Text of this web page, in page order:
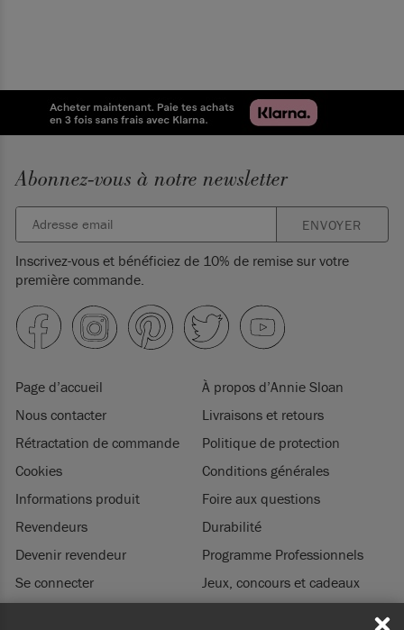
Abonnez-vous à notre newsletter
ENVOYER
Inscrivez-vous et bénéficiez de 10% de remise sur votre
première commande.
Page d’accueil
À propos d’Annie Sloan
Nous contacter
Livraisons et retours
Rétractation de commande
Politique de protection
Cookies
Conditions générales
Informations produit
Foire aux questions
Revendeurs
Durabilité
Devenir revendeur
Programme Professionnels
Se connecter
Jeux, concours et cadeaux